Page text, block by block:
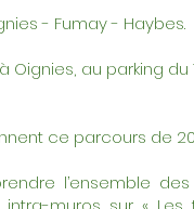
- Fumay - Haybes.
au parking du
ce parcours de
l’ensemble